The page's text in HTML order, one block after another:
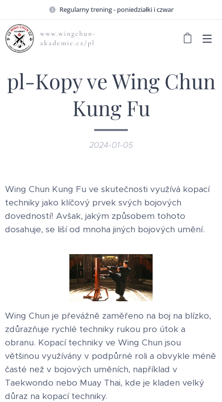
Regularny trening - poniedziałki i czwar
www.wingchun-
akademie.cz/pl
pl-Kopy ve Wing Chun
Kung Fu
2024-01-05
Wing Chun Kung Fu ve skutečnosti využívá kopací
techniky jako klíčový prvek svých bojových
dovedností! Avšak, jakým způsobem tohoto
dosahuje, se liší od mnoha jiných bojových umění.
Wing Chun je převážně zaměřeno na boj na blízko,
zdůrazňuje rychlé techniky rukou pro útok a
obranu. Kopací techniky ve Wing Chun jsou
většinou využívány v podpůrné roli a obvykle méně
časté než v bojových uměních, například v
Taekwondo nebo Muay Thai, kde je kladen velký
důraz na kopací techniky.